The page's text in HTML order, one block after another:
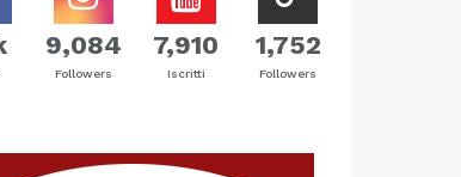
9,084
Followers
7,910
Iscritti
1,752
Followers